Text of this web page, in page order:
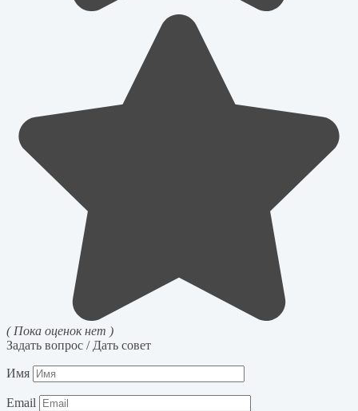
( Пока оценок нет )
Задать вопрос / Дать совет
Имя
Email